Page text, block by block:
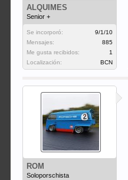
ALQUIMES
Senior +
Se incorporó:
9/1/10
Mensajes:
885
Me gusta recibidos:
1
Localización:
BCN
ROM
Soloporschista